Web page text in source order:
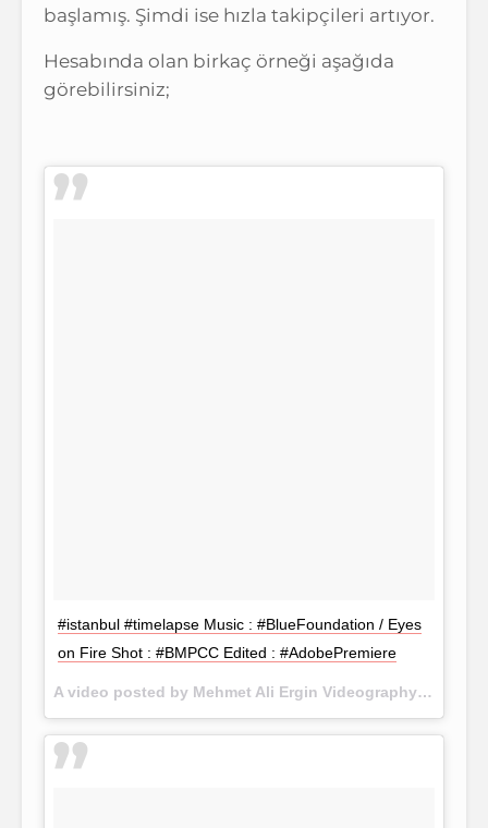
başlamış. Şimdi ise hızla takipçileri artıyor.
Hesabında olan birkaç örneği aşağıda
görebilirsiniz;
#istanbul #timelapse Music : #BlueFoundation / Eyes
on Fire Shot : #BMPCC Edited : #AdobePremiere
A video posted by Mehmet Ali Ergin Videography (@15.rec) on